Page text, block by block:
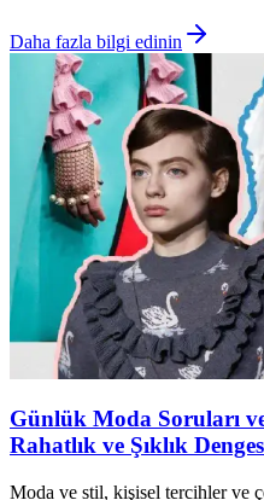
Daha fazla bilgi edinin
Günlük Moda Soruları
Rahatlık ve Şıklık
Moda ve stil, kişisel tercihler ve